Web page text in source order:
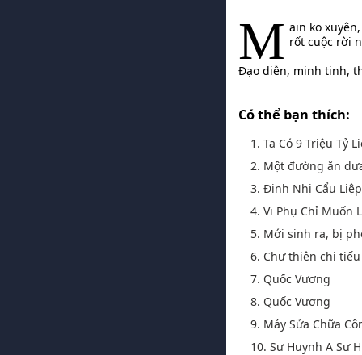
M ain ko
rốt cuộc rời
Đạo diễn, minh tinh,
Có thể bạn thích:
1. Ta Có 9 Triệu Tỷ
2. Một đường ăn
3. Đinh Nhị Cẩu
4. Vi Phụ Chỉ Muốn
5. Mới sinh ra, bị
6. Chư thiên chi
7. Quốc Vương
8. Quốc Vương
9. Máy Sửa Chữa
10. Sư Huynh A Sư